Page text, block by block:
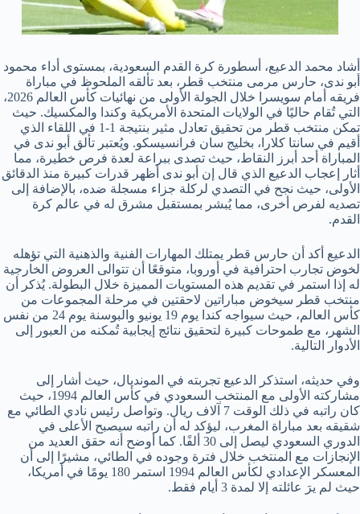
أشاد محمد الدعيع، أسطورة كرة القدم السعودية، بمستوى أداء محمود
أبو ندى، حارس مرمى منتخب قطر، بعد تألقه الملحوظ في مباراة
فريقه أمام سويسرا خلال الجولة الأولى من نهائيات كأس العالم 2026،
التي تُقام حاليًا في الولايات المتحدة الأمريكية وكندا والمكسيك. حيث
تمكن منتخب قطر من تحقيق تعادل مثير بنتيجة 1-1 في اللقاء الذي
أقيم في سانتا كلارا، بخليج سان فرانسيسكو. ويُعتبر تألق أبو ندى في
المباراة أحد أبرز النقاط، حيث تصدى ببراعة لعدة فرص خطيرة، مما
أثار إعجاب الدعيع الذي قال إن أبو ندى أظهر قدرات كبيرة منذ الدقائق
الأولى، حيث نجح في التصدي لركلة جزاء مسجلة ضده، بالإضافة إلى
تصديه لفرص أخرى، مما يُبشر بمستقبل مشرق له في عالم كرة
القدم.
الدعيع أكد أن حارس قطر يمتلك المهارات الفنية والذهنية التي تؤهله
لخوض تجارب احترافية في أوروبا، متوقعًا أن تتوالى العروض الخارجية
له إذا استمر في تقديم هذه المستويات المميزة خلال البطولة. يُذكر أن
منتخب قطر سيخوض مباراتين لاحقتين في مرحلة المجموعات من
كأس العالم، حيث سيواجه كندا يوم 19 يونيو والبوسنة يوم 24 من نفس
الشهر، مع طموحات كبيرة لتحقيق نتائج إيجابية تُمكنه من العبور إلى
الأدوار التالية.
وفي حديثه، استذكر الدعيع تجربته في المونديال، حيث أشار إلى
مشاركته الأولى مع المنتخب السعودي في كأس العالم 1994، حيث
كان راتبه في ذلك الوقت 7 آلاف ريال. وتواصل رئيس نادي الطائي مع
شقيقه بعد مباراة المغرب، ليؤكد له أن راتبه سيصبح الأعلى في
الدوري السعودي ليصل إلى 30 ألفًا. كما أوضح أنه حقق العديد من
الإنجازات مع المنتخب خلال فترة وجوده في الطائي، مشيرًا إلى أن
المعسكر الإعدادي لكأس العالم 1994 استمر 180 يومًا في أمريكا،
حيث لم يرَ عائلته إلا لمدة 3 أيام فقط.